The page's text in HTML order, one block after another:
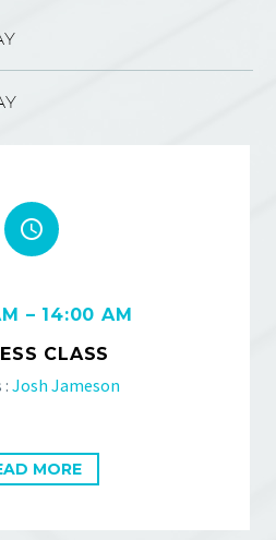


– 14:00 AM
CLASS
Josh Jameson
MORE